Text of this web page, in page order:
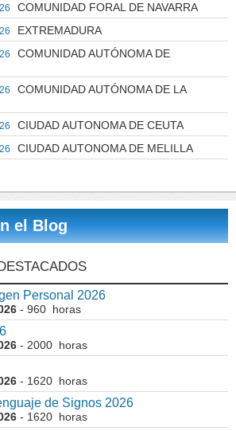
COMUNIDAD FORAL DE NAVARRA
EXTREMADURA
COMUNIDAD AUTÓNOMA DE
COMUNIDAD AUTÓNOMA DE LA
CIUDAD AUTONOMA DE CEUTA
CIUDAD AUTONOMA DE MELILLA
el Blog
Personal 2026
- 960 horas
- 2000 horas
- 1620 horas
de Signos 2026
- 1620 horas